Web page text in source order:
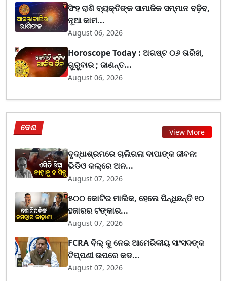
ସିଂହ ରାଶି ବ୍ୟକ୍ତିଙ୍କ ସାମାଜିକ ସମ୍ମାନ ବଢ଼ିବ,
ନୂଆ କାମ...
August 06, 2026
Horoscope Today : ଅଗଷ୍ଟ ୦୬ ତାରିଖ,
ଗୁରୁବାର ; ଜାଣନ୍ତ...
August 06, 2026
ଦେଶ View More
ବୃଦ୍ଧାଶ୍ରମରେ ଚାଲିଗଲା ବାପାଙ୍କ ଜୀବନ:
ଭିଡିଓ କଲ୍‌ରେ ଅନ...
August 07, 2026
୫୦୦ କୋଟିର ମାଲିକ, ହେଲେ ପିନ୍ଧିଛନ୍ତି ୧୦
ହଜାରର ଟଙ୍କାର...
August 07, 2026
FCRA ବିଲ୍ କୁ ନେଇ ଆମେରିକୀୟ ସାଂସଦଙ୍କ
ଟିପ୍ପଣୀ ଉପରେ କଡ...
August 07, 2026